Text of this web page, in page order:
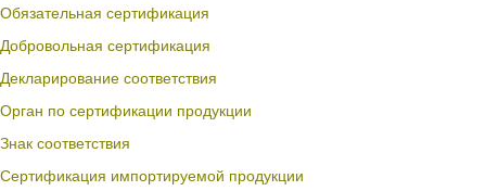
Обязательная сертификация
Добровольная сертификация
Декларирование соответствия
Орган по сертификации продукции
Знак соответствия
Сертификация импортируемой продукции